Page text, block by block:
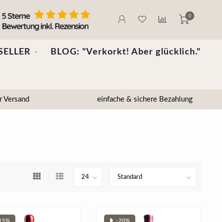
0
BLOG: "Verkorkt! Aber glücklich."
einfache & sichere Bezahlung
❥ -20%